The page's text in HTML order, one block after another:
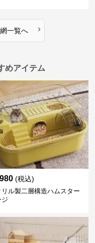
網一覧へ ›
めアイテム
(税込)
リル製二層構造ハムスター
ジ